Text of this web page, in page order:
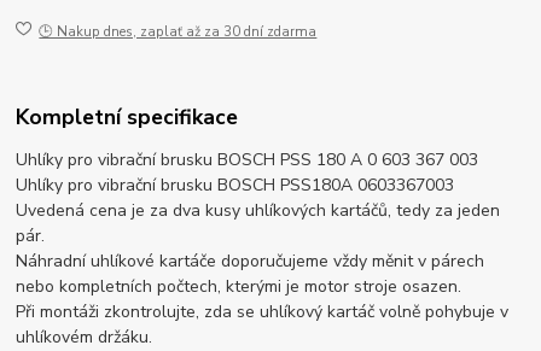
🕒 Nakup dnes, zaplať až za 30 dní zdarma
Kompletní specifikace
Uhlíky pro vibrační brusku BOSCH PSS 180 A 0 603 367 003
Uhlíky pro vibrační brusku BOSCH PSS180A 0603367003
Uvedená cena je za dva kusy uhlíkových kartáčů, tedy za jeden
pár.
Náhradní uhlíkové kartáče doporučujeme vždy měnit v párech
nebo kompletních počtech, kterými je motor stroje osazen.
Při montáži zkontrolujte, zda se uhlíkový kartáč volně pohybuje v
uhlíkovém držáku.